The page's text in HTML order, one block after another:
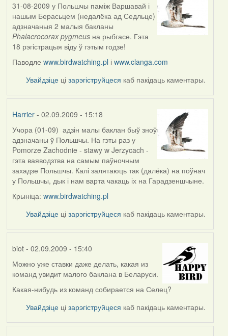
In
reply
to
by
biot
31-08-2009 у Польшчы паміж Варшавай і
нашым Берасьцем (недалёка ад Седльце)
адзначаныя 2 малыя бакланы
Phalacrocorax pygmeus на рыбгасе. Гэта
18 рэгістрацыя віду ў гэтым годзе!
Паводле www.birdwatching.pl і www.clanga.com
Увайдзіце цізарэгіструйцеся каб пакідаць каментары.
Harrier- 02.09.2009 - 15:18
In
reply
to
by
Harrier
Учора (01-09) адзін малы баклан быў зноў
адзначаны ў Польшчы. На гэты раз у
Pomorze Zachodnie - stawy w Jerzycach -
гэта ваяводзтва на самым паўночным
захадзе Польшчы. Калі залятаюць так (далёка) на поўнач
у Польшчы, дык і нам варта чакаць іх на Гарадзеншчыне.
Крыніца: www.birdwatching.pl
Увайдзіце цізарэгіструйцеся каб пакідаць каментары.
biot- 02.09.2009 - 15:40
In
reply
to
Harrier
Можно уже ставки даже делать, какая из
команд увидит малого баклана в Беларуси.
Какая-нибудь из команд собирается на Селец?
Увайдзіце цізарэгіструйцеся каб пакідаць каментары.